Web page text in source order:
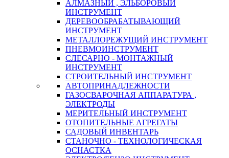
АЛМАЗНЫЙ , ЭЛЬБОРОВЫЙ
ИНСТРУМЕНТ
ДЕРЕВООБРАБАТЫВАЮЩИЙ
ИНСТРУМЕНТ
МЕТАЛЛОРЕЖУЩИЙ ИНСТРУМЕНТ
ПНЕВМОИНСТРУМЕНТ
СЛЕСАРНО - МОНТАЖНЫЙ
ИНСТРУМЕНТ
СТРОИТЕЛЬНЫЙ ИНСТРУМЕНТ
АВТОПРИНАДЛЕЖНОСТИ
ГАЗОСВАРОЧНАЯ АППАРАТУРА ,
ЭЛЕКТРОДЫ
МЕРИТЕЛЬНЫЙ ИНСТРУМЕНТ
ОТОПИТЕЛЬНЫЕ АГРЕГАТЫ
САДОВЫЙ ИНВЕНТАРЬ
СТАНОЧНО - ТЕХНОЛОГИЧЕСКАЯ
ОСНАСТКА